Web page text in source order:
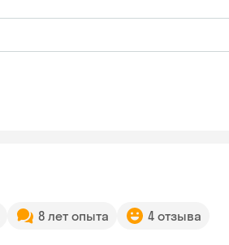
8 лет опыта 4 отзыва